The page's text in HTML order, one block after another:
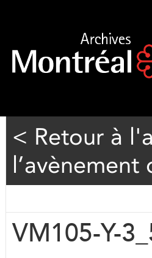
< Retour à
l’avènement
VM105-Y-